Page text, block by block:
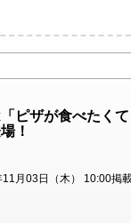
ピザが食べたく
！
月03日（木） 10:00掲